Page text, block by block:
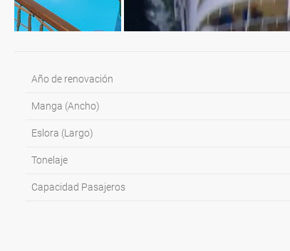
Año de renovación
Manga (Ancho)
Eslora (Largo)
Tonelaje
Capacidad Pasajeros